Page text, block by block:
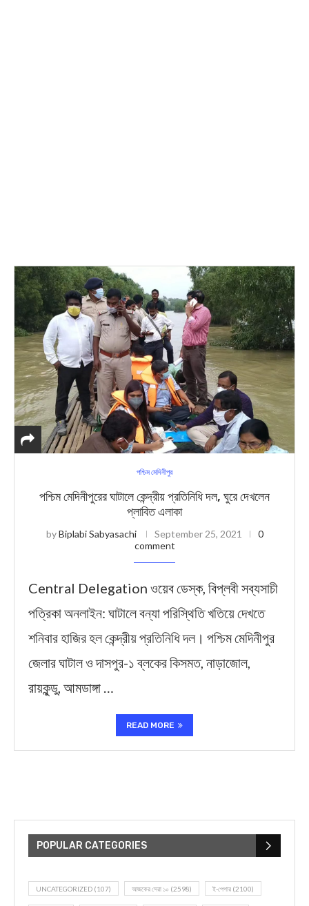
পশ্চিম মেদিনীপুর
পশ্চিম মেদিনীপুরের ঘাটালে কেন্দ্রীয় প্রতিনিধি দল, ঘুরে দেখলেন
প্লাবিত এলাকা
byBiplabi Sabyasachi September 25, 2021
0
comment
Central Delegation ওয়েব ডেস্ক, বিপ্লবী সব্যসাচী
পত্রিকা অনলাইন: ঘাটালে বন্যা পরিস্থিতি খতিয়ে দেখতে
শনিবার হাজির হল কেন্দ্রীয় প্রতিনিধি দল। পশ্চিম মেদিনীপুর
জেলার ঘাটাল ও দাসপুর-১ ব্লকের কিসমত, নাড়াজোল,
রায়কুন্ডু, আমডাঙ্গা …
READ MORE
POPULAR CATEGORIES
UNCATEGORIZED (107) আজকের সেরা ১০ (2598) ই-পেপার (2100)